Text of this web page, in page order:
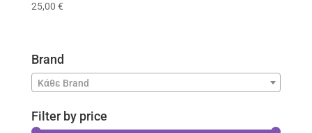
25,00 €
Brand
Κάθε Brand
Filter by price